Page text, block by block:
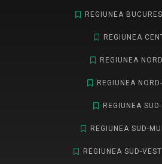
REGIUNEA
REGIUNEA
REGIUNEA
REGIUNEA
REGIUNEA
REGIUNEA SUD-
REGIUNEA SUD-